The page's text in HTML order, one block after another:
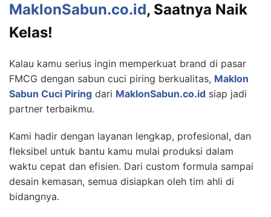
MaklonSabun.co.id, Saatnya Naik
Kelas!
Kalau kamu serius ingin memperkuat brand di pasar
FMCG dengan sabun cuci piring berkualitas, Maklon
Sabun Cuci Piring dari MaklonSabun.co.id siap jadi
partner terbaikmu.
Kami hadir dengan layanan lengkap, profesional, dan
fleksibel untuk bantu kamu mulai produksi dalam
waktu cepat dan efisien. Dari custom formula sampai
desain kemasan, semua disiapkan oleh tim ahli di
bidangnya.